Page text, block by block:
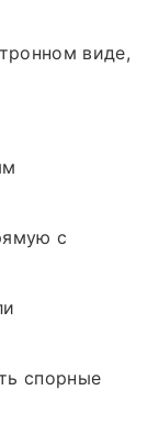
виде,
с
спорные